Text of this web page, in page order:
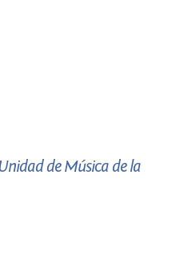
de Música de la